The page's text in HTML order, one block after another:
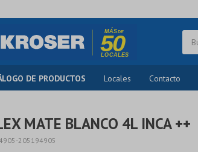
DE PRODUCTOS Locales Contacto
MATE BLANCO 4L INCA ++
205194905